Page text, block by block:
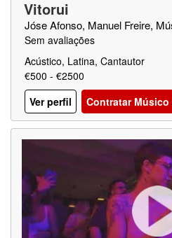
Vitorui
Jóse Afonso, Manuel Freire,
Sem avaliações
Acústico, Latina, Cantautor
€500 - €2500
Ver perfil
Contratar Músico